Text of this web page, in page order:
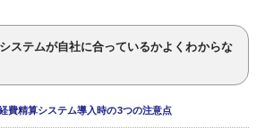
ステムが自社に合っているかよくわからな
費精算システム導入時の3つの注意点